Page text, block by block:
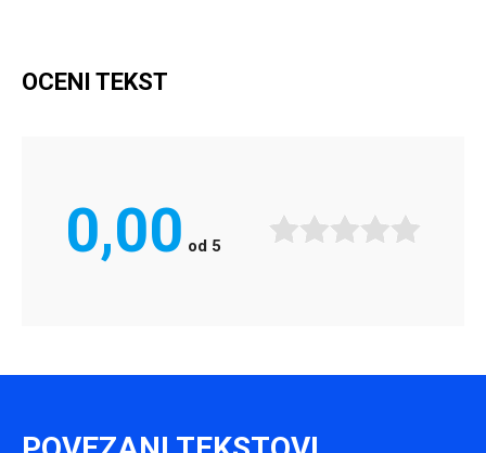
OCENI TEKST
0,00 od 5